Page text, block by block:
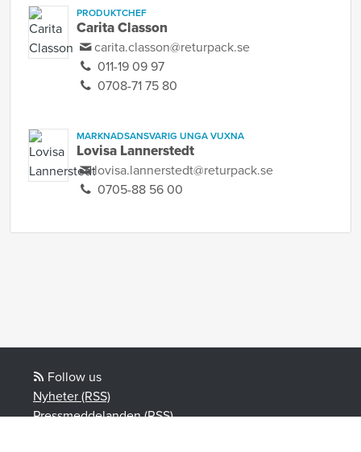
PRODUKTCHEF
Carita Classon
carita.classon@returpack.se
011-19 09 97
0708-71 75 80
MARKNADSANSVARIG UNGA VUXNA
Lovisa Lannerstedt
lovisa.lannerstedt@returpack.se
0705-88 56 00
Follow us
Nyheter (RSS)
Pressmeddelanden (RSS)